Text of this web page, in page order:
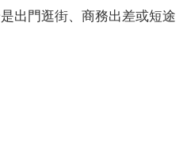
出門逛街、商務出差或短途